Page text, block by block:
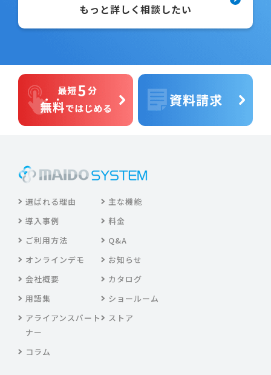
もっと詳しく相談したい
選ばれる理由
主な機能
導入事例
料金
ご利用方法
Q&A
オンラインデモ
お知らせ
会社概要
カタログ
用語集
ショールーム
アライアンスパート
ナー
ストア
コラム